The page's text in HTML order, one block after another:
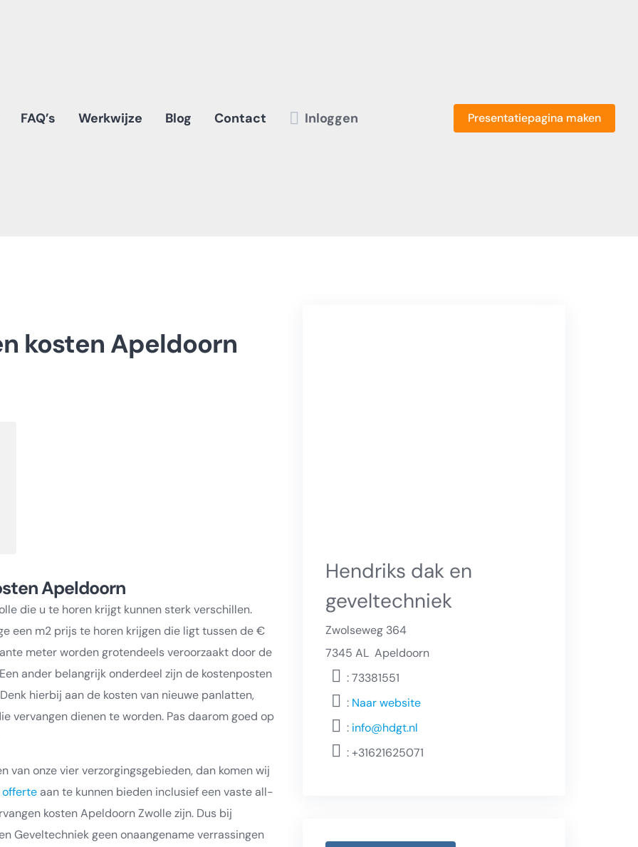
FAQ’s Werkwijze Blog Contact Inloggen Presentatiepagina maken
kosten Apeldoorn
Apeldoorn
die u te horen krijgt kunnen sterk verschillen.
een m2 prijs te horen krijgen die ligt tussen de €
meter worden grotendeels veroorzaakt door de
ander belangrijk onderdeel zijn de kostenposten
hierbij aan de kosten van nieuwe panlatten,
vervangen dienen te worden. Pas daarom goed op
van onze vier verzorgingsgebieden, dan komen wij
offerteaan te kunnen bieden inclusief een vaste all-
kosten Apeldoorn Zwolle zijn. Dus bij
Geveltechniek geen onaangename verrassingen
Hendriks dak en
geveltechniek
Zwolseweg 364
7345 AL Apeldoorn
: 73381551
:Naar website
: info@hdgt.nl
:+31621625071